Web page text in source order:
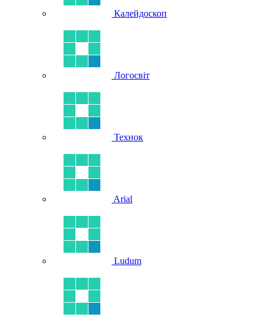
Калейдоскоп
Логосвіт
Технок
Arial
Ludum